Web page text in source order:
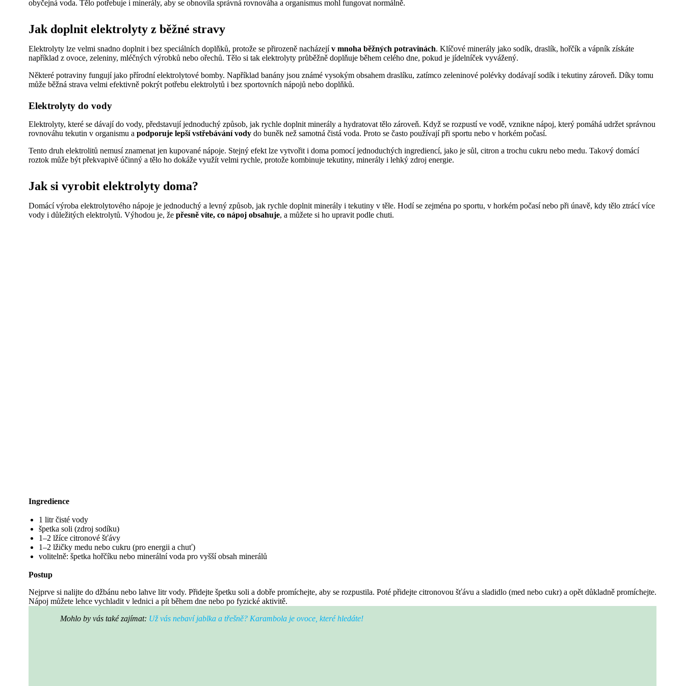
obyčejná voda. Tělo potřebuje i minerály, aby se obnovila správná rovnováha a organismus mohl fungovat normálně.
Jak doplnit elektrolyty z běžné stravy
Elektrolyty lze velmi snadno doplnit i bez speciálních doplňků, protože se přirozeně nacházejív mnoha běžných potravinách. Klíčové minerály jako sodík, draslík, hořčík a vápník získáte
například z ovoce, zeleniny, mléčných výrobků nebo ořechů. Tělo si tak elektrolyty průběžně doplňuje během celého dne, pokud je jídelníček vyvážený.
Některé potraviny fungují jako přírodní elektrolytové bomby. Například banány jsou známé vysokým obsahem draslíku, zatímco zeleninové polévky dodávají sodík i tekutiny zároveň. Díky tomu
může běžná strava velmi efektivně pokrýt potřebu elektrolytů i bez sportovních nápojů nebo doplňků.
Elektrolyty do vody
Elektrolyty, které se dávají do vody, představují jednoduchý způsob, jak rychle doplnit minerály a hydratovat tělo zároveň. Když se rozpustí ve vodě, vznikne nápoj, který pomáhá udržet správnou
rovnováhu tekutin v organismu a podporuje lepší vstřebávání vody do buněk než samotná čistá voda. Proto se často používají při sportu nebo v horkém počasí.
Tento druh elektrolitů nemusí znamenat jen kupované nápoje. Stejný efekt lze vytvořit i doma pomocí jednoduchých ingrediencí, jako je sůl, citron a trochu cukru nebo medu. Takový domácí
roztok může být překvapivě účinný a tělo ho dokáže využít velmi rychle, protože kombinuje tekutiny, minerály i lehký zdroj energie.
Jak si vyrobit elektrolyty doma?
Domácí výroba elektrolytového nápoje je jednoduchý a levný způsob, jak rychle doplnit minerály i tekutiny v těle. Hodí se zejména po sportu, v horkém počasí nebo při únavě, kdy tělo ztrácí více
vody i důležitých elektrolytů. Výhodou je, že přesně víte, co nápoj obsahuje, a můžete si ho upravit podle chuti.
Ingredience
1 litr čisté vody
špetka soli (zdroj sodíku)
1–2 lžíce citronové šťávy
1–2 lžičky medu nebo cukru (pro energii a chuť)
volitelně: špetka hořčíku nebo minerální voda pro vyšší obsah minerálů
Postup
Nejprve si nalijte do džbánu nebo lahve litr vody. Přidejte špetku soli a dobře promíchejte, aby se rozpustila. Poté přidejte citronovou šťávu a sladidlo (med nebo cukr) a opět důkladně promíchejte.
Nápoj můžete lehce vychladit v lednici a pít během dne nebo po fyzické aktivitě.
Mohlo by vás také zajímat: Už vás nebaví jablka a třešně? Karambola je ovoce, které hledáte!